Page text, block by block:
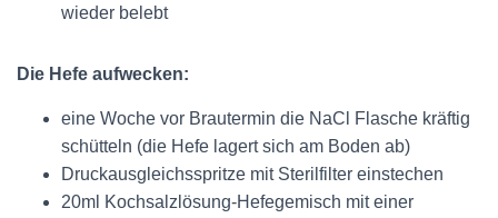
wieder belebt
Die Hefe aufwecken:
eine Woche vor Brautermin die NaCl Flasche kräftig
schütteln (die Hefe lagert sich am Boden ab)
Druckausgleichsspritze mit Sterilfilter einstechen
20ml Kochsalzlösung-Hefegemisch mit einer